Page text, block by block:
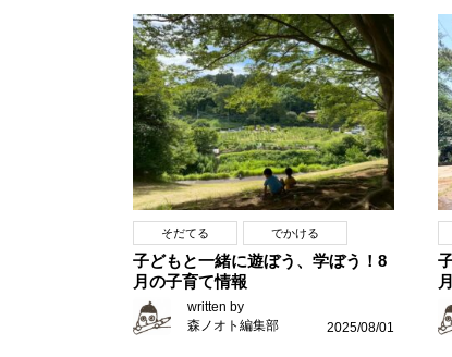
そだてる でかける
子どもと一緒に遊ぼう、学ぼう！8
月の子育て情報
written by
森ノオト編集部
2025/08/01